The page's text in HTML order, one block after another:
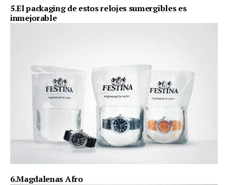
5.El packaging de estos relojes sumergibles es
inmejorable
6.Magdalenas Afro